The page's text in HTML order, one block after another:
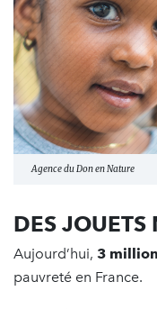
Agence du Don en Nature
DES JOUETS
Aujourd’hui, 3
pauvreté en France.